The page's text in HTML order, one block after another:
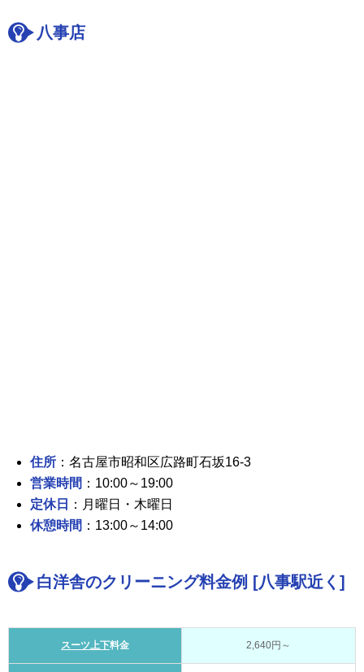
八事店
住所 ：名古屋市昭和区広路町石坂16-3
営業時間 ：10:00～19:00
定休日
：月曜日・木曜日
休憩時間 ：13:00～14:00
白洋舎のクリーニング料金例 [八事駅近く]
スーツ上下料金 2,640円～